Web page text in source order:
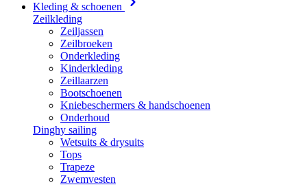
Kleding & schoenen
Zeilkleding
Zeiljassen
Zeilbroeken
Onderkleding
Kinderkleding
Zeillaarzen
Bootschoenen
Kniebeschermers & handschoenen
Onderhoud
Dinghy sailing
Wetsuits & drysuits
Tops
Trapeze
Zwemvesten